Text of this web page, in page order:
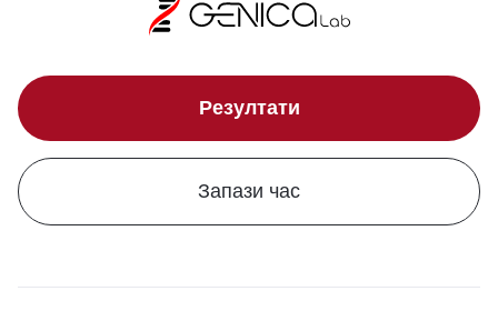
Резултати
Запази час